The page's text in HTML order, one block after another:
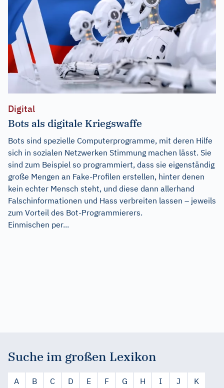
Digital
Bots als digitale Kriegswaffe
Bots sind spezielle Computerprogramme, mit deren Hilfe
sich in sozialen Netzwerken Stimmung machen lässt. Sie
sind zum Beispiel so programmiert, dass sie eigenständig
große Mengen an Fake-Profilen erstellen, hinter denen
kein echter Mensch steht, und diese dann allerhand
Falschinformationen und Hass verbreiten lassen – jeweils
zum Vorteil des Bot-Programmierers.
Einmischen per...
Suche im großen Lexikon
A B C D E F G H I J
K